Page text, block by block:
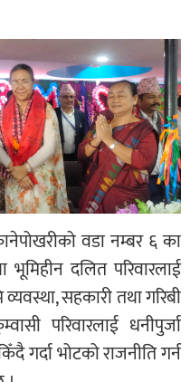
वडा नम्बर ६ का
दलित परिवारलाई
सहकारी तथा गरिबी
परिवारलाई धनीपुर्जा
गर्दा भोटको राजनीति गर्न